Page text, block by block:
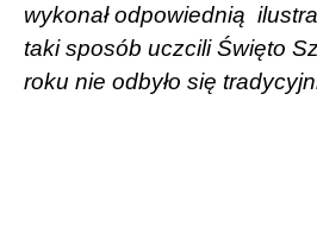
wykonał odpowiednią
taki sposób uczcili Święto
roku nie odbyło się